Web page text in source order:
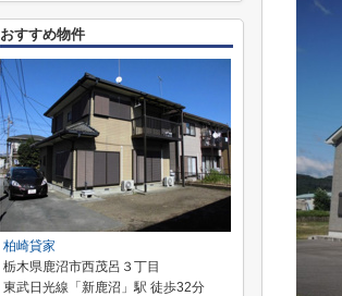
おすすめ物件
柏崎貸家
栃木県鹿沼市西茂呂３丁目
東武日光線「新鹿沼」駅 徒歩32分